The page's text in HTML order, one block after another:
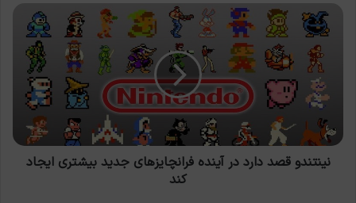
نینتندو
قصد
آینده
فرانچایز‌های
جدید
بیشتری
ایجاد
نینتندو قصد دارد در آینده فرانچایز‌های جدید بیشتری ایجاد
کند